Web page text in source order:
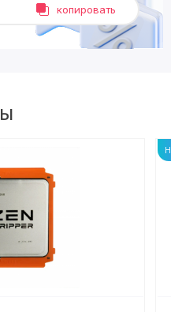
копировать